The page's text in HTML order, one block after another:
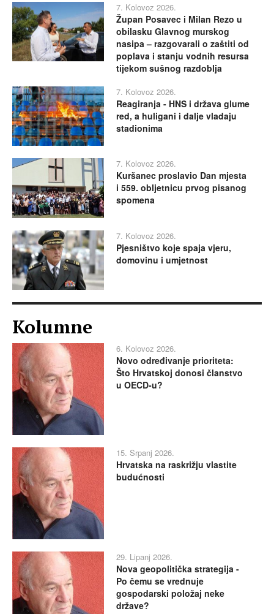
7. Kolovoz 2026.
Župan Posavec i Milan Rezo u
obilasku Glavnog murskog
nasipa – razgovarali o zaštiti od
poplava i stanju vodnih resursa
tijekom sušnog razdoblja
7. Kolovoz 2026.
Reagiranja - HNS i država glume
red, a huligani i dalje vladaju
stadionima
7. Kolovoz 2026.
Kuršanec proslavio Dan mjesta
i 559. obljetnicu prvog pisanog
spomena
7. Kolovoz 2026.
Pjesništvo koje spaja vjeru,
domovinu i umjetnost
Kolumne
6. Kolovoz 2026.
Novo određivanje prioriteta:
Što Hrvatskoj donosi članstvo
u OECD-u?
15. Srpanj 2026.
Hrvatska na raskrižju vlastite
budućnosti
29. Lipanj 2026.
Nova geopolitička strategija -
Po čemu se vrednuje
gospodarski položaj neke
države?